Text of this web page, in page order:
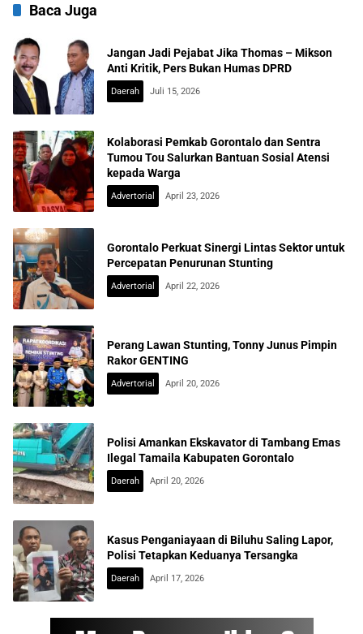
Baca Juga
Jangan Jadi Pejabat Jika Thomas – Mikson
Anti Kritik, Pers Bukan Humas DPRD
Daerah Juli 15, 2026
Kolaborasi Pemkab Gorontalo dan Sentra
Tumou Tou Salurkan Bantuan Sosial Atensi
kepada Warga
Advertorial April 23, 2026
Gorontalo Perkuat Sinergi Lintas Sektor untuk
Percepatan Penurunan Stunting
Advertorial April 22, 2026
Perang Lawan Stunting, Tonny Junus Pimpin
Rakor GENTING
Advertorial April 20, 2026
Polisi Amankan Ekskavator di Tambang Emas
Ilegal Tamaila Kabupaten Gorontalo
Daerah April 20, 2026
Kasus Penganiayaan di Biluhu Saling Lapor,
Polisi Tetapkan Keduanya Tersangka
Daerah April 17, 2026